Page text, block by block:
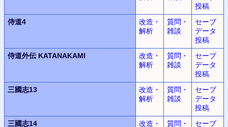
投稿
侍道4
改造・
解析
質問・
雑談
セーブ
データ
投稿
侍道外伝 KATANAKAMI
改造・
解析
質問・
雑談
セーブ
データ
投稿
三國志13
改造・
解析
質問・
雑談
セーブ
データ
投稿
三國志14
改造・
質問・
セーブ